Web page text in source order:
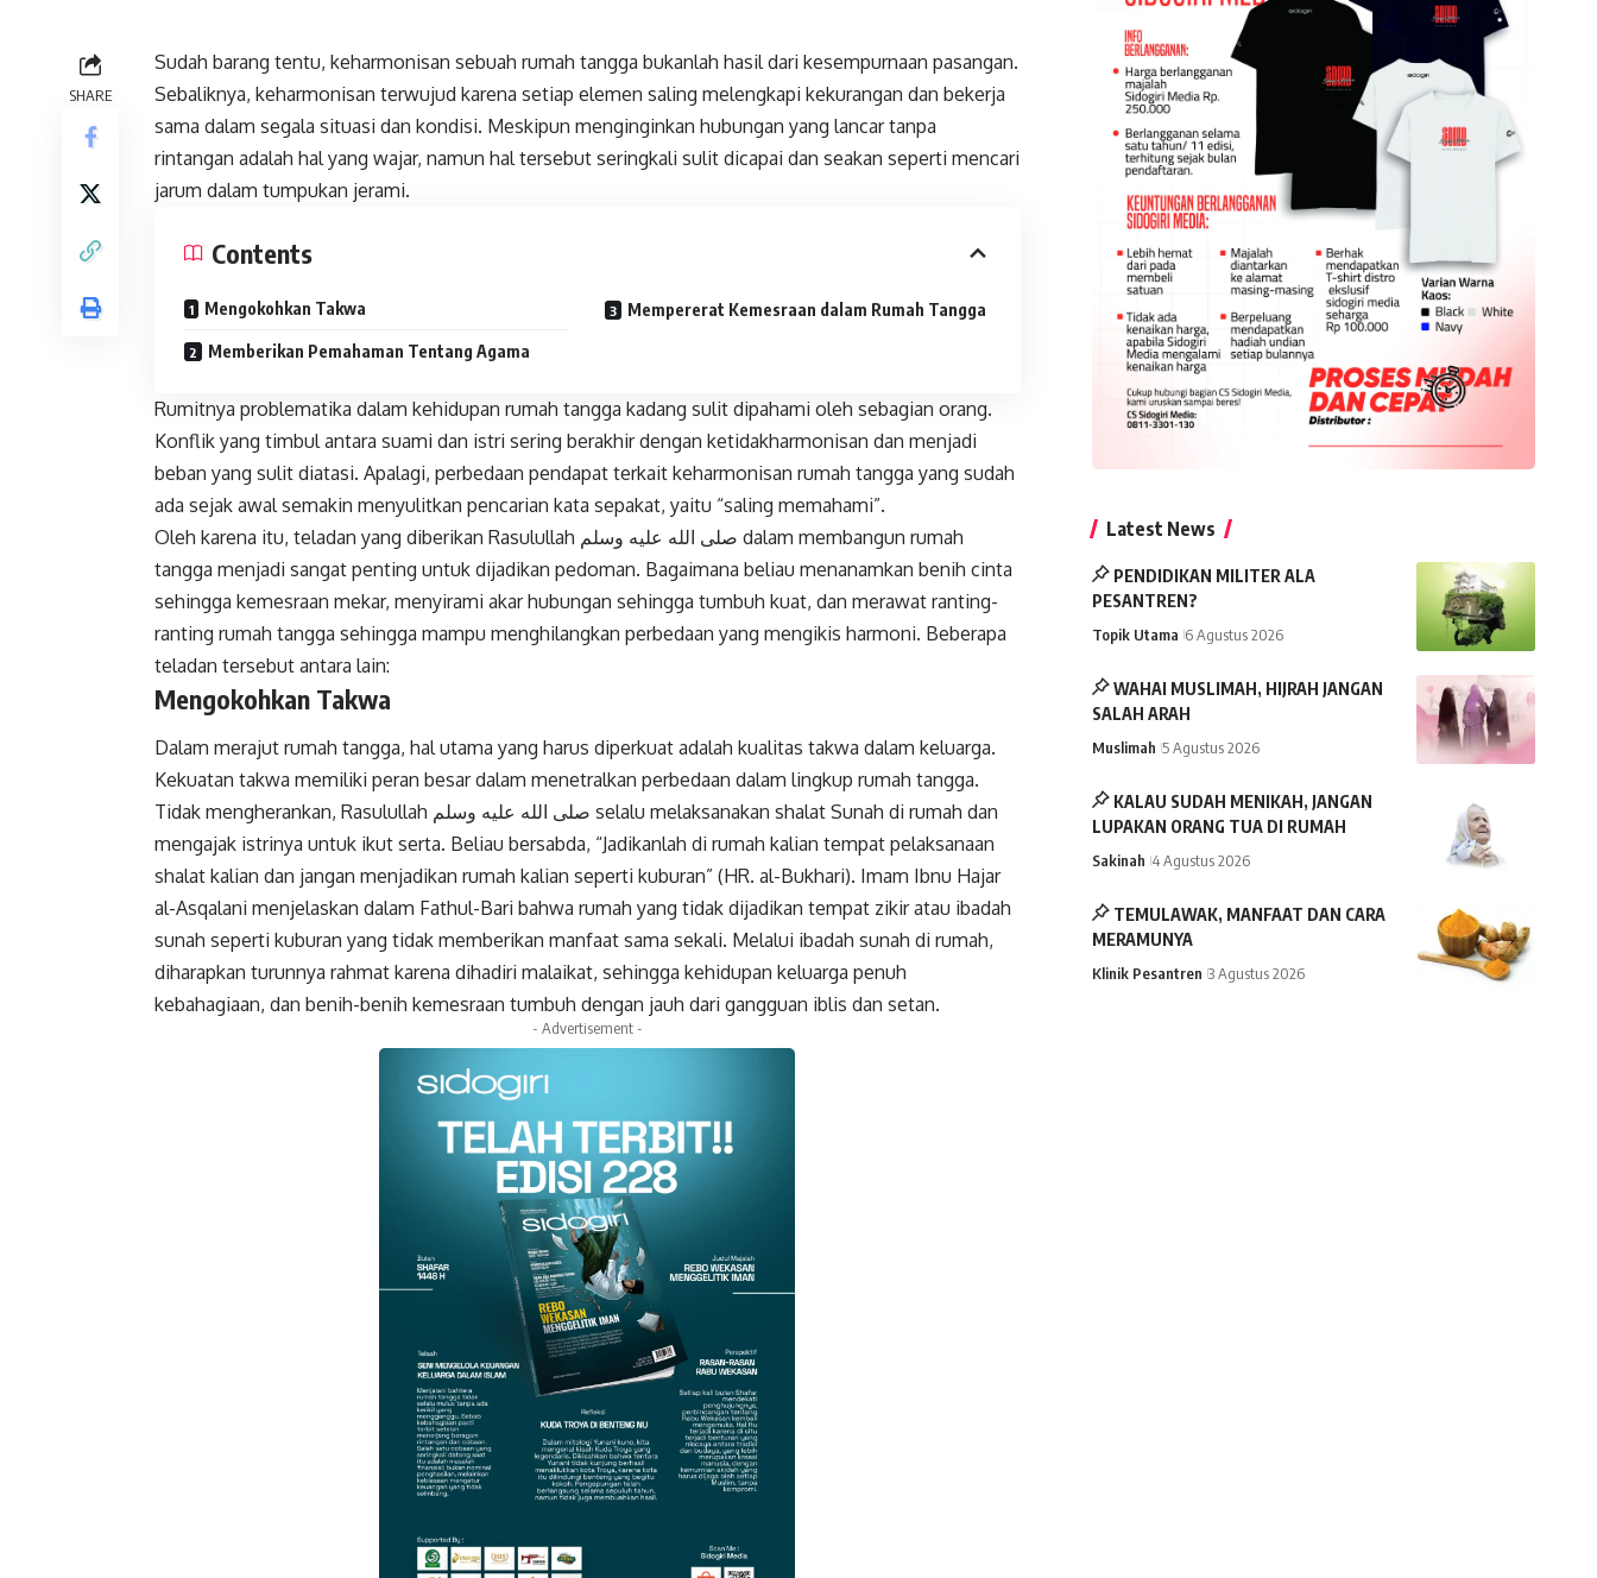
SHARE
Sudah barang tentu, keharmonisan sebuah rumah tangga bukanlah hasil dari kesempurnaan pasangan.
Sebaliknya, keharmonisan terwujud karena setiap elemen saling melengkapi kekurangan dan bekerja
sama dalam segala situasi dan kondisi. Meskipun menginginkan hubungan yang lancar tanpa
rintangan adalah hal yang wajar, namun hal tersebut seringkali sulit dicapai dan seakan seperti mencari
jarum dalam tumpukan jerami.
Contents
Mengokohkan Takwa
Memberikan Pemahaman Tentang Agama
Mempererat Kemesraan dalam Rumah Tangga
Rumitnya problematika dalam kehidupan rumah tangga kadang sulit dipahami oleh sebagian orang.
Konflik yang timbul antara suami dan istri sering berakhir dengan ketidakharmonisan dan menjadi
beban yang sulit diatasi. Apalagi, perbedaan pendapat terkait keharmonisan rumah tangga yang sudah
ada sejak awal semakin menyulitkan pencarian kata sepakat, yaitu “saling memahami”.
Oleh karena itu, teladan yang diberikan Rasulullah صلى الله عليه وسلم dalam membangun rumah
tangga menjadi sangat penting untuk dijadikan pedoman. Bagaimana beliau menanamkan benih cinta
sehingga kemesraan mekar, menyirami akar hubungan sehingga tumbuh kuat, dan merawat ranting-
ranting rumah tangga sehingga mampu menghilangkan perbedaan yang mengikis harmoni. Beberapa
teladan tersebut antara lain:
Mengokohkan Takwa
Dalam merajut rumah tangga, hal utama yang harus diperkuat adalah kualitas takwa dalam keluarga.
Kekuatan takwa memiliki peran besar dalam menetralkan perbedaan dalam lingkup rumah tangga.
Tidak mengherankan, Rasulullah صلى الله عليه وسلم selalu melaksanakan shalat Sunah di rumah dan
mengajak istrinya untuk ikut serta. Beliau bersabda, “Jadikanlah di rumah kalian tempat pelaksanaan
shalat kalian dan jangan menjadikan rumah kalian seperti kuburan” (HR. al-Bukhari). Imam Ibnu Hajar
al-Asqalani menjelaskan dalam Fathul-Bari bahwa rumah yang tidak dijadikan tempat zikir atau ibadah
sunah seperti kuburan yang tidak memberikan manfaat sama sekali. Melalui ibadah sunah di rumah,
diharapkan turunnya rahmat karena dihadiri malaikat, sehingga kehidupan keluarga penuh
kebahagiaan, dan benih-benih kemesraan tumbuh dengan jauh dari gangguan iblis dan setan.
- Advertisement -
Facebook
Gmail
Latest News
PENDIDIKAN MILITER ALA
PESANTREN?
Topik Utama 6 Agustus 2026
WAHAI MUSLIMAH, HIJRAH JANGAN
SALAH ARAH
Muslimah 5 Agustus 2026
KALAU SUDAH MENIKAH, JANGAN
LUPAKAN ORANG TUA DI RUMAH
Sakinah 4 Agustus 2026
TEMULAWAK, MANFAAT DAN CARA
MERAMUNYA
Klinik Pesantren 3 Agustus 2026